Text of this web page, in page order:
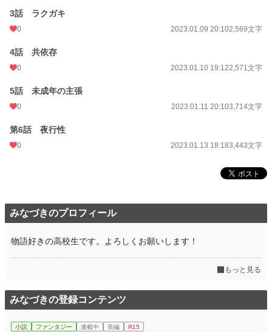
月間ポイント 28 pt (93,489 位)
累計ポイント 3,137 pt (145,552 位)
3話 ラクガキ
0 2023.01.09 20:102,569文字
4話 共依存
0 2023.01.10 19:122,571文字
5話 未成年の主張
0 2023.01.11 20:103,714文字
第6話 夜行性
0 2023.01.13 18:183,443文字
みなづきのプロフィール
物語好きの高校生です。よろしくお願いします！
もっと見る
みなづきの登録コンテンツ
小説 ファンタジー 連載中 長編 R15